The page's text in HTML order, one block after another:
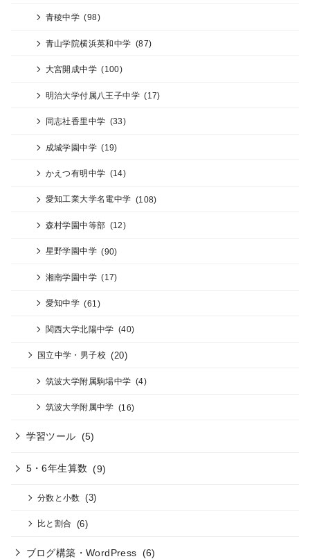
青稜中学 (98)
青山学院横浜英和中学 (87)
大宮開成中学 (100)
明治大学付属八王子中学 (17)
同志社香里中学 (33)
成城学園中学 (19)
かえつ有明中学 (14)
愛知工業大学名電中学 (108)
森村学園中等部 (12)
星野学園中学 (90)
湘南学園中学 (17)
愛知中学 (61)
関西大学北陽中学 (40)
国立中学・男子校 (20)
筑波大学附属駒場中学 (4)
筑波大学附属中学 (16)
学習ツール (5)
5・6年生算数 (9)
分数と小数 (3)
比と割合 (6)
ブログ構築・WordPress (6)